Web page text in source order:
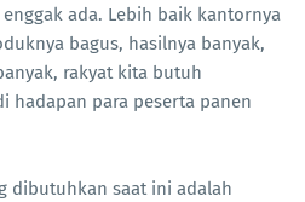
ada. Lebih baik kantornya
bagus, hasilnya banyak,
rakyat kita butuh
hadapan para peserta panen
dibutuhkan saat ini adalah